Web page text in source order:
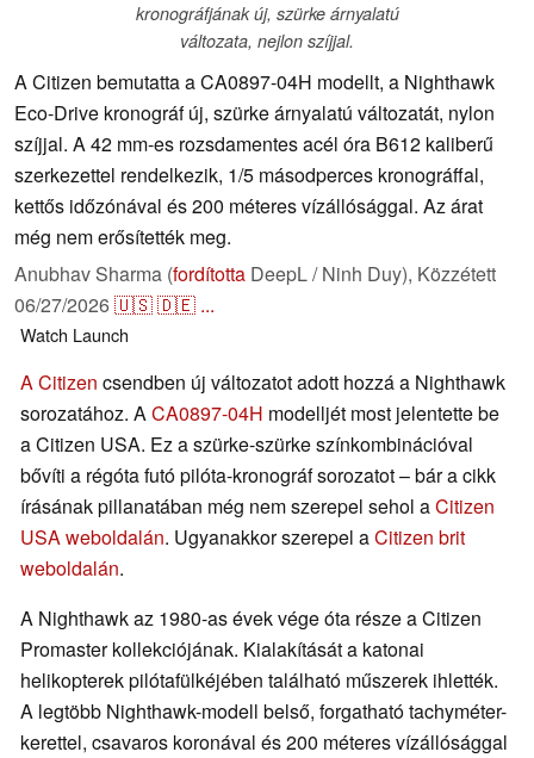
kronográfjának új, szürke árnyalatú
változata, nejlon szíjjal.
A Citizen bemutatta a CA0897-04H modellt, a Nighthawk
Eco-Drive kronográf új, szürke árnyalatú változatát, nylon
szíjjal. A 42 mm-es rozsdamentes acél óra B612 kaliberű
szerkezettel rendelkezik, 1/5 másodperces kronográffal,
kettős időzónával és 200 méteres vízállósággal. Az árat
még nem erősítették meg.
Anubhav Sharma (fordította DeepL / Ninh Duy), Közzétett
06/27/2026🇺🇸🇩🇪 ...
Watch Launch
A Citizen csendben új változatot adott hozzá a Nighthawk
sorozatához. ACA0897-04H modelljét most jelentette be
a Citizen USA. Ez a szürke-szürke színkombinációval
bővíti a régóta futó pilóta-kronográf sorozatot – bár a cikk
írásának pillanatában még nem szerepel sehol aCitizen
USA weboldalán. Ugyanakkor szerepel aCitizen brit
weboldalán.
A Nighthawk az 1980-as évek vége óta része a Citizen
Promaster kollekciójának. Kialakítását a katonai
helikopterek pilótafülkéjében található műszerek ihlették.
A legtöbb Nighthawk-modell belső, forgatható tachyméter-
kerettel, csavaros koronával és 200 méteres vízállósággal